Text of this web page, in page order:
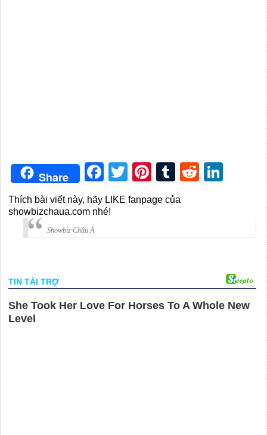
Share Facebook
TwitterPinterest
TumblrReddit
Thích bài viết này, hãy LIKE fanpage của
showbizchaua.com nhé!
Showbiz Châu Á